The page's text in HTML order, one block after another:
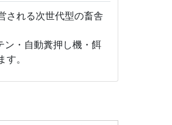
される次世代型の畜舎
ン・自動糞押し機・餌
。